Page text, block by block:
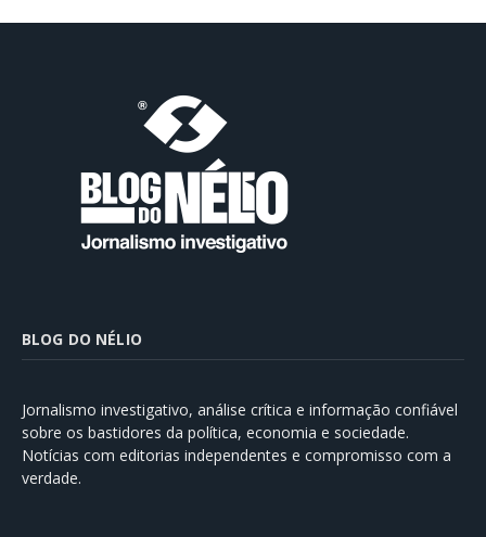
BLOG DO NÉLIO
Jornalismo investigativo, análise crítica e informação confiável
sobre os bastidores da política, economia e sociedade.
Notícias com editorias independentes e compromisso com a
verdade.